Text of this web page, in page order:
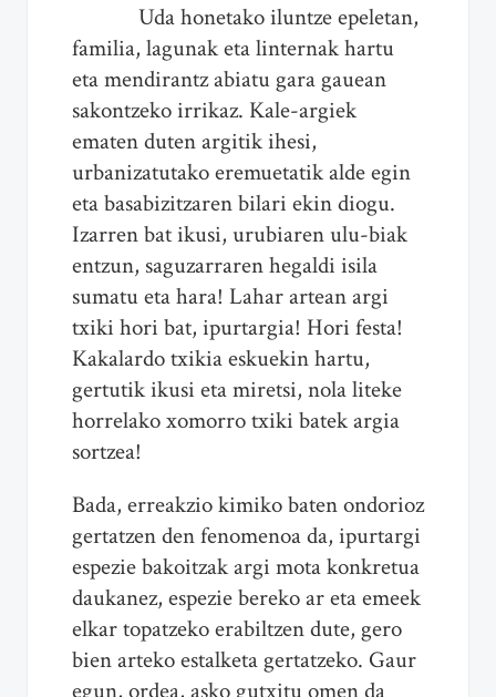
Uda honetako iluntze epeletan,
familia, lagunak eta linternak hartu
eta mendirantz abiatu gara gauean
sakontzeko irrikaz. Kale-argiek
ematen duten argitik ihesi,
urbanizatutako eremuetatik alde egin
eta basabizitzaren bilari ekin diogu.
Izarren bat ikusi, urubiaren ulu-biak
entzun, saguzarraren hegaldi isila
sumatu eta hara! Lahar artean argi
txiki hori bat, ipurtargia! Hori festa!
Kakalardo txikia eskuekin hartu,
gertutik ikusi eta miretsi, nola liteke
horrelako xomorro txiki batek argia
sortzea!
Bada, erreakzio kimiko baten ondorioz
gertatzen den fenomenoa da, ipurtargi
espezie bakoitzak argi mota konkretua
daukanez, espezie bereko ar eta emeek
elkar topatzeko erabiltzen dute, gero
bien arteko estalketa gertatzeko. Gaur
egun, ordea, asko gutxitu omen da